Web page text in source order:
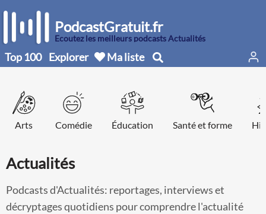
PodcastGratuit.fr
Écoutez les meilleurs podcasts Actualités
Top 100 Explorer Ma liste
Arts Comédie Éducation Santé et forme
Actualités
Podcasts d'Actualités: reportages, interviews et
décryptages quotidiens pour comprendre l'actualité